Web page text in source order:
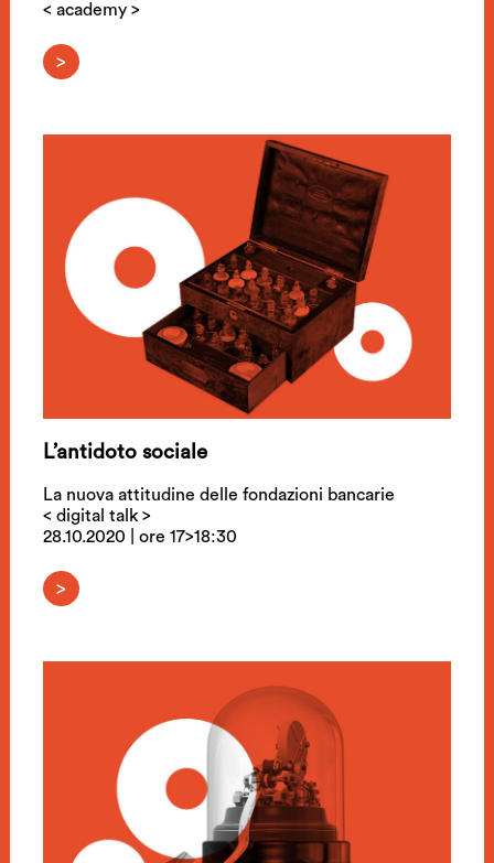
< academy >
>
L’antidoto sociale
La nuova attitudine delle fondazioni bancarie
< digital talk >
28.10.2020 | ore 17>18:30
>